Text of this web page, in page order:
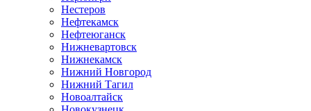
Нестеров
Нефтекамск
Нефтеюганск
Нижневартовск
Нижнекамск
Нижний Новгород
Нижний Тагил
Новоалтайск